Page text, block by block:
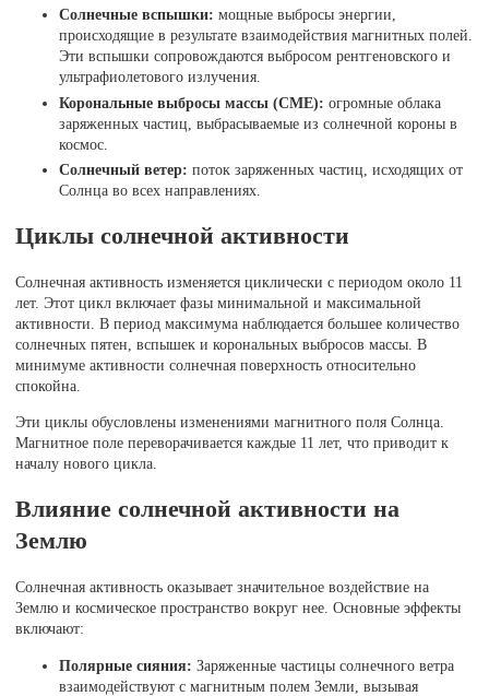
Солнечные вспышки: мощные выбросы энергии,
происходящие в результате взаимодействия магнитных полей.
Эти вспышки сопровождаются выбросом рентгеновского и
ультрафиолетового излучения.
Корональные выбросы массы (CME): огромные облака
заряженных частиц, выбрасываемые из солнечной короны в
космос.
Солнечный ветер: поток заряженных частиц, исходящих от
Солнца во всех направлениях.
Циклы солнечной активности
Солнечная активность изменяется циклически с периодом около 11
лет. Этот цикл включает фазы минимальной и максимальной
активности. В период максимума наблюдается большее количество
солнечных пятен, вспышек и корональных выбросов массы. В
минимуме активности солнечная поверхность относительно
спокойна.
Эти циклы обусловлены изменениями магнитного поля Солнца.
Магнитное поле переворачивается каждые 11 лет, что приводит к
началу нового цикла.
Влияние солнечной активности на
Землю
Солнечная активность оказывает значительное воздействие на
Землю и космическое пространство вокруг нее. Основные эффекты
включают:
Полярные сияния: Заряженные частицы солнечного ветра
взаимодействуют с магнитным полем Земли, вызывая